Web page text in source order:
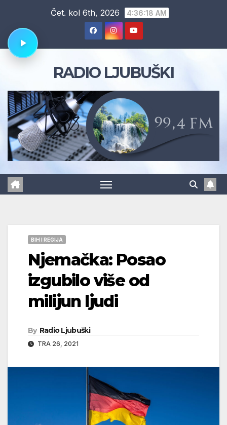
content
Čet. kol 6th, 2026 4:36:19 AM
RADIO LJUBUŠKI
BIH I REGIJA
Njemačka: Posao
izgubilo više od
milijun ljudi
By Radio Ljubuški
TRA 26, 2021